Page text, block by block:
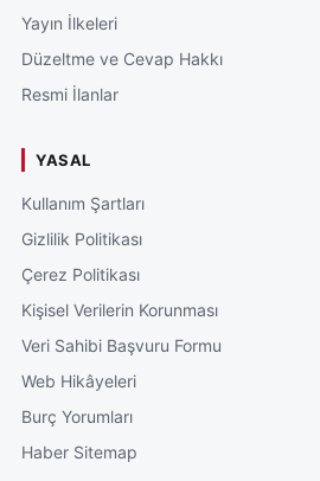
Yayın İlkeleri
Düzeltme ve Cevap Hakkı
Resmi İlanlar
YASAL
Kullanım Şartları
Gizlilik Politikası
Çerez Politikası
Kişisel Verilerin Korunması
Veri Sahibi Başvuru Formu
Web Hikâyeleri
Burç Yorumları
Haber Sitemap